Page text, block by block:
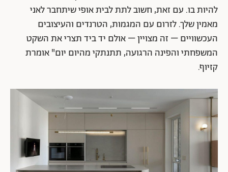
להיות בו. עם זאת, חשוב לתת לבית אופי שיתחבר לאני
מאמין שלך. לזרום עם המגמות, הטרנדים והעיצובים
העכשוויים – זה מצויין – אולם יד ביד תצרי את השקט
המשפחתי והפינה הרגועה, תתנתקי מהיום יום" אומרת
קזיוף.